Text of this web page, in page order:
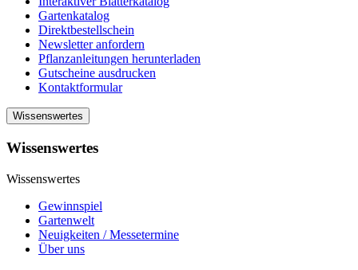
Gartenkatalog
Direktbestellschein
Newsletter anfordern
Pflanzanleitungen herunterladen
Gutscheine ausdrucken
Kontaktformular
Wissenswertes
Wissenswertes
Wissenswertes
Gewinnspiel
Gartenwelt
Neuigkeiten / Messetermine
Über uns